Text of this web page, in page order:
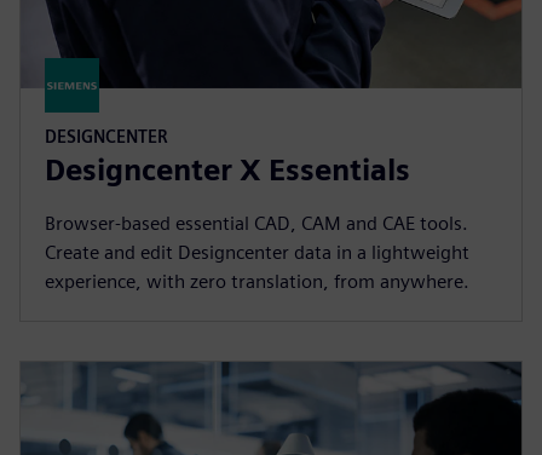
DESIGNCENTER
Designcenter X Essentials
Browser-based essential CAD, CAM and CAE tools.
Create and edit Designcenter data in a lightweight
experience, with zero translation, from anywhere.